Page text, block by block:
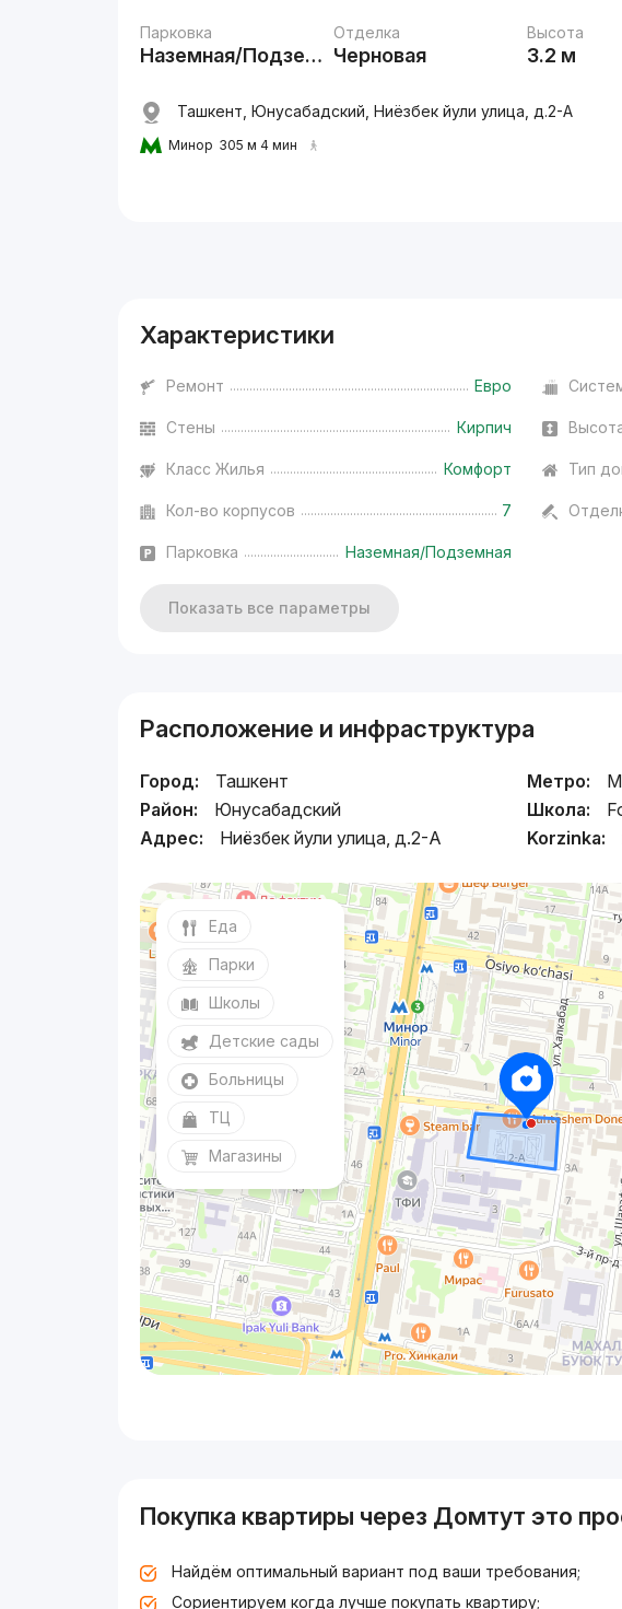
Парковка
Наземная/Подземная
Отделка
Черновая
Высота
3.2 м
Ташкент, Юнусабадский, Ниёзбек йули улица, д.2-A
Минор 305 м 4 мин
Характеристики
Ремонт Евро
Стены Кирпич
Класс Жилья Комфорт Тип
Кол-во корпусов 7
Парковка Наземная/Подземная
Показать все параметры
Расположение и инфраструктура
Город:
Ташкент
Район:
Юнусабадский
Адрес:
Ниёзбек йули улица, д.2-A
Метро:
Школа:
Korzinka:
Еда
Парки
Школы
Детские сады
Больницы
ТЦ
Магазины
Покупка квартиры через Домтут это
Найдём оптимальный вариант под ваши требования;
Сориентируем когда лучше покупать квартиру;